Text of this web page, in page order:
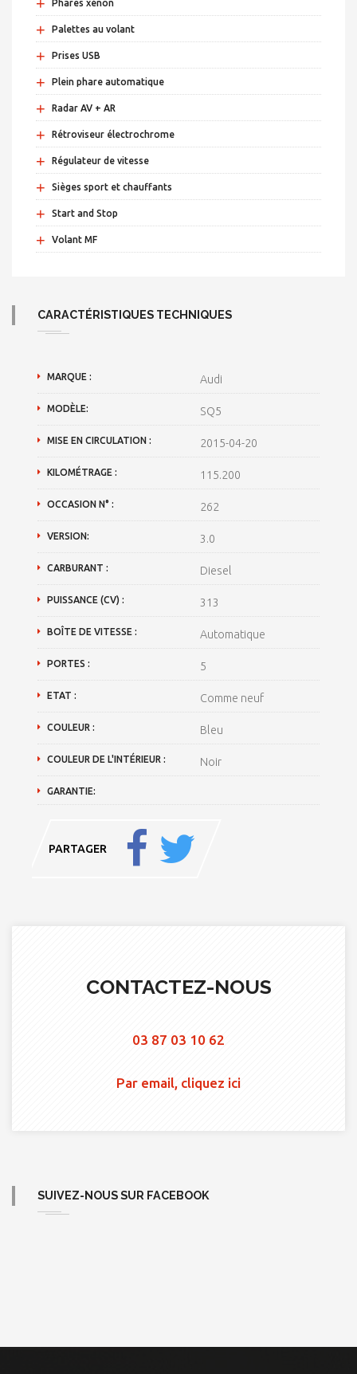
Phares xénon
+ Palettes au volant
+ Prises USB
+ Plein phare automatique
+ Radar AV + AR
+ Rétroviseur électrochrome
+ Régulateur de vitesse
+ Sièges sport et chauffants
+ Start and Stop
+ Volant MF
CARACTÉRISTIQUES TECHNIQUES
MARQUE : Audi
MODÈLE: SQ5
MISE EN CIRCULATION : 2015-04-20
KILOMÉTRAGE : 115.200
OCCASION N° : 262
VERSION: 3.0
CARBURANT : Diesel
PUISSANCE (CV) : 313
BOÎTE DE VITESSE : Automatique
PORTES : 5
ETAT : Comme neuf
COULEUR : Bleu
COULEUR DE L'INTÉRIEUR : Noir
GARANTIE:
PARTAGER
CONTACTEZ-NOUS
03 87 03 10 62
Par email, cliquez ici
SUIVEZ-NOUS SUR FACEBOOK